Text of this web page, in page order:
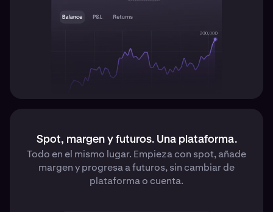
Spot, margen y futuros. Una plataforma.
Todo en el mismo lugar. Empieza con spot, añade
margen y progresa a futuros, sin cambiar de
plataforma o cuenta.